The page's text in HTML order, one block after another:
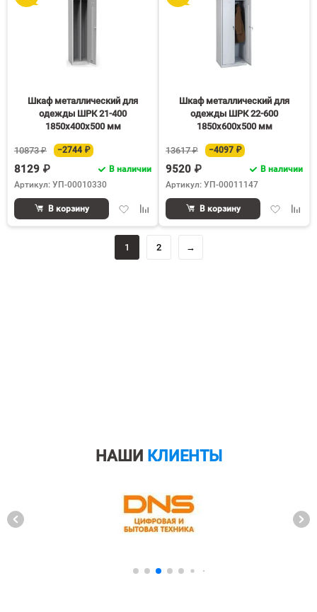
Шкаф металлический для
одежды ШРК 21-400
1850х400х500 мм
10873 ₽ −2744 ₽
8129 ₽
В наличии
Артикул: УП-00010330
Добавить
избранное
Добавить
сравнению
В корзину
Шкаф металлический для
одежды ШРК 22-600
1850х600х500 мм
13617 ₽ −4097 ₽
9520 ₽
В наличии
Артикул: УП-00011147
Добавить
В корзину
1 2 →
НАШИ КЛИЕНТЫ